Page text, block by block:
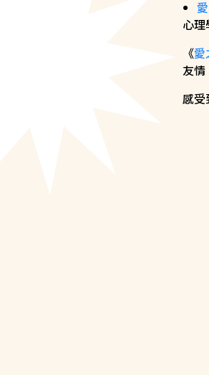
心
《愛
友情
感受